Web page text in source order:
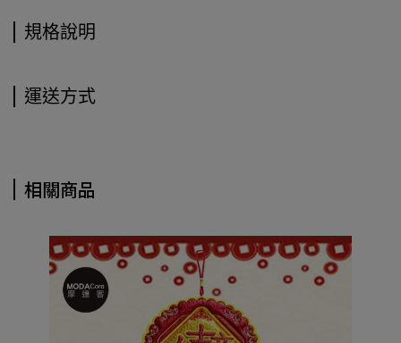
規格說明
運送方式
相關商品